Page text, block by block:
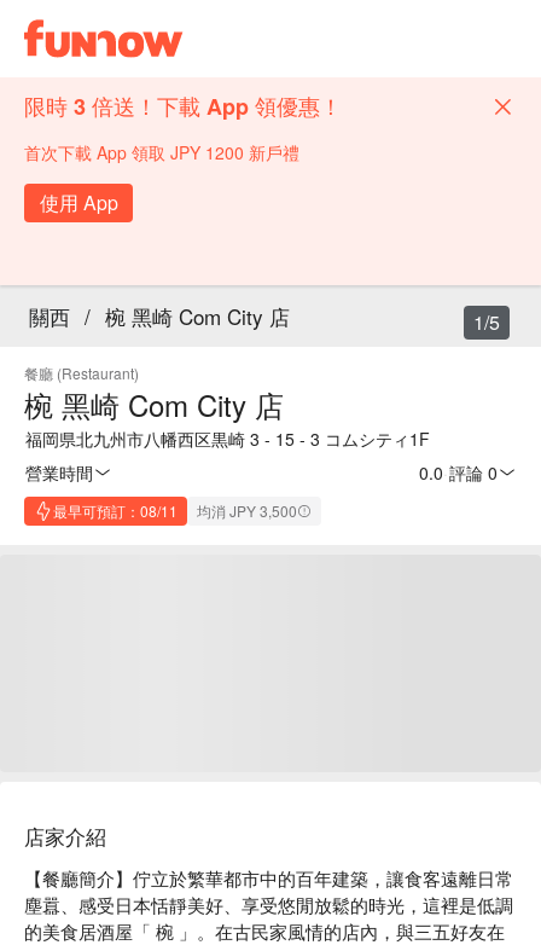
限時 3 倍送！下載 App 領優惠！
首次下載 App 領取 JPY 1200 新戶禮
使用 App
關西 / 椀 黑崎 Com City 店
餐廳 (Restaurant)
椀 黑崎 Com City 店
福岡県北九州市八幡西区黒崎 3 - 15 - 3 コムシティ1F
營業時間
0.0 評論 0
最早可預訂：08/11 均消 JPY 3,500
1/5
店家介紹
【餐廳簡介】佇立於繁華都市中的百年建築，讓食客遠離日常
塵囂、感受日本恬靜美好、享受悠閒放鬆的時光，這裡是低調
的美食居酒屋「 椀 」。在古民家風情的店內，與三五好友在